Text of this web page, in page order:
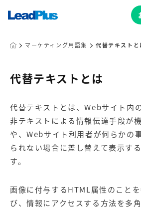
Web制作
マーケティングコンサルティング
コンテンツ制作
マーケティング基盤の製品
Leadplus One
サイトアクセス解析ダッシュ
マーケティングサービスの製品
マーケティング用語集 代替テキストと
代替テキストとは
代替テキストとは、Webサイト内
非テキストによる情報伝達手段が
や、Webサイト利用者が何らかの
られない場合に差し替えて表示す
す。
画像に付与するHTML属性のこと
び、情報にアクセスする方法を多